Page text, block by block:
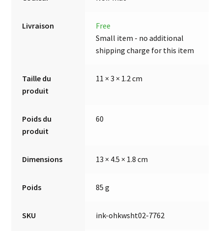
Livraison
Free
Small item - no additional
shipping charge for this item
Taille du
produit
11 × 3 × 1.2 cm
Poids du
produit
60
Dimensions 13 × 4.5 × 1.8 cm
Poids 85 g
SKU ink-ohkwsht02-7762